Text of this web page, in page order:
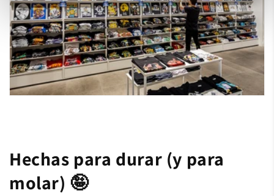
Hechas para durar (y para
molar) 🤪